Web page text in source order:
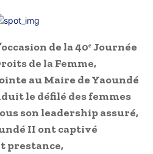
de la 40ᵉ Journée
de la Femme,
au Maire de Yaoundé
le défilé des femmes
son leadership assuré,
II ont captivé
prestance,